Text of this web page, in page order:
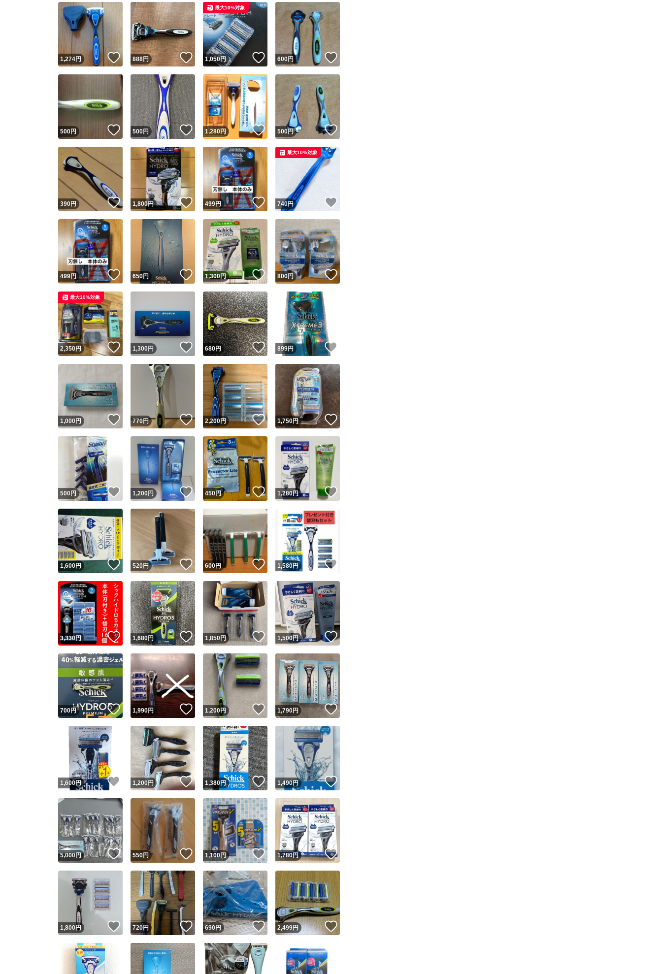
ユーザーの実績について
Yahoo!フリマが定めた一定の基準を満たしたユーザーにバッジを付与しています
安心取引出品者
安心取引出品者 Yahoo!フリマの基準をクリアした安心・安全なユーザーです
取引実績
取引実績◯+ このユーザーはYahoo!フリマの取引を完了させた実績があります
他フリマ実績◯+ このユーザーは他フリマサービスでの取引実績があります
スピード&安心発送
※このバッジは実績に基づく表示であり、発送を保証しているものではありません
スピード＆安心発送
このユーザーは高頻度で24時間以内＆設定した発送日数内に発送してい
スピード発送 このユーザーは高頻度で24時間以内に発送しています
安心発送 このユーザーは設定した発送日数内に発送しています
この商品の情報をコピーします
商品画像の無断転載は禁止されています
コピーは1商品につき1回です
出品ページへ
キャンセル
1,274円 いいね！
888円 いいね！
1,050円 いいね！
最大10%対象
600円
500円 いいね！
500円 いいね！
1,280円 いいね！
500円
390円 いいね！
1,800円 いいね！
499円 いいね！
740円
最大10%対象
499円 いいね！
650円 いいね！
1,300円 いいね！
800円 いいね！
2,350円 いいね！
最大10%対象
1,300円 いいね！
680円 いいね！
899円
1,000円 いいね！
770円 いいね！
2,200円 いいね！
1,750円 いいね！
500円 いいね！
1,200円 いいね！
450円 いいね！
1,280円
1,600円 いいね！
520円 いいね！
600円 いいね！
1,580円
3,330円 いいね！
1,680円 いいね！
1,850円 いいね！
1,500円 いいね！
700円 いいね！
1,990円 いいね！
1,200円 いいね！
1,790円 いいね！
1,600円 いいね！
1,200円 いいね！
1,380円 いいね！
1,490円
5,000円 いいね！
550円 いいね！
1,100円 いいね！
1,780円
1,800円 いいね！
720円 いいね！
690円 いいね！
2,499円